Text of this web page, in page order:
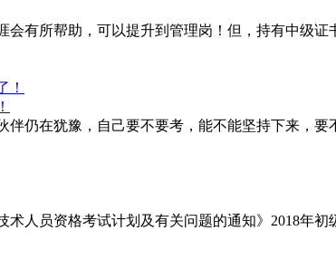
有所帮助，可以提升到管理岗！但，持有中级
仍在犹豫，自己要不要考，能不能坚持下来，
人员资格考试计划及有关问题的通知》2018年